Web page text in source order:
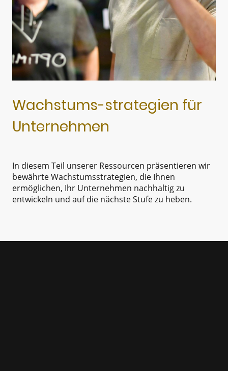
Wachstums-strategien für
Unternehmen
In diesem Teil unserer Ressourcen präsentieren wir
bewährte Wachstumsstrategien, die Ihnen
ermöglichen, Ihr Unternehmen nachhaltig zu
entwickeln und auf die nächste Stufe zu heben.